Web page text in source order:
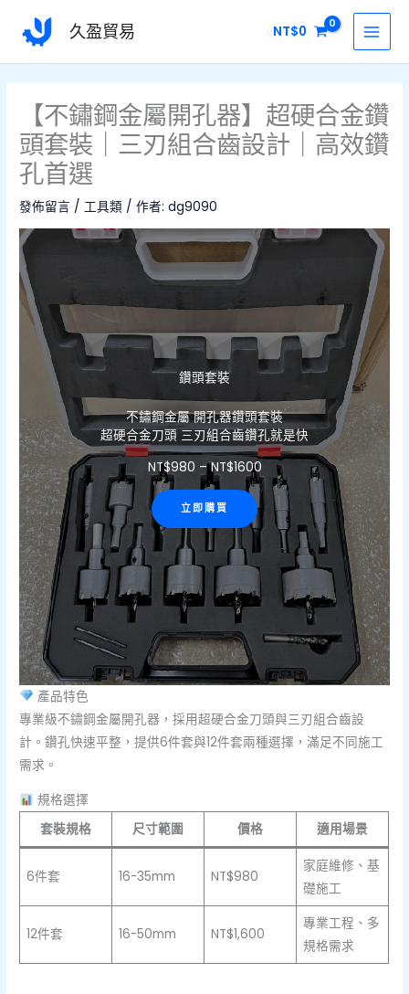
要
久盈貿易 NT$0
【不鏽鋼金屬開孔器】超硬合金鑽
頭套裝｜三刃組合齒設計｜高效鑽
孔首選
發佈留言 /工具類 / 作者:dg9090
鑽頭套裝
不鏽鋼金屬 開孔器鑽頭套裝
超硬合金刀頭 三刃組合齒鑽孔就是快
NT$980 – NT$1600
價
格
到
NT$1600
立即購買
產品特色
專業級不鏽鋼金屬開孔器，採用超硬合金刀頭與三刃組合齒設
計。鑽孔快速平整，提供6件套與12件套兩種選擇，滿足不同施工
需求。
規格選擇
套裝規格
尺寸範圍 價格 適用場景
6件套 16-35mm NT$980
家庭維修、基
礎施工
12件套 16-50mm NT$1,600
專業工程、多
規格需求